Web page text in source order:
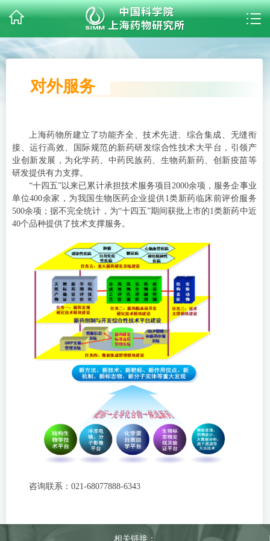
对外服务
上海药物所建立了功能齐全、技术先进、综合集成、无缝衔
接、运行高效、国际规范的新药研发综合性技术大平台，引领产
业创新发展，为化学药、中药民族药、生物药新药、创新疫苗等
研发提供有力支撑。
“十四五”以来已累计承担技术服务项目2000余项，服务企事业
单位400余家，为我国生物医药企业提供1类新药临床前评价服务
500余项；据不完全统计，为“十四五”期间获批上市的1类新药中近
40个品种提供了技术支撑服务。
咨询联系：021-68077888-6343
相关链接：